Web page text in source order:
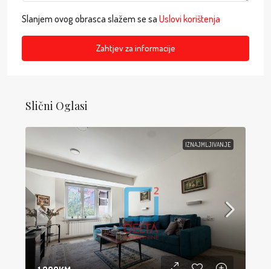
Slanjem ovog obrasca slažem se sa Uslovi korištenja
Zahtjev za informacije
Slični Oglasi
IZNAJMLJIVANJE